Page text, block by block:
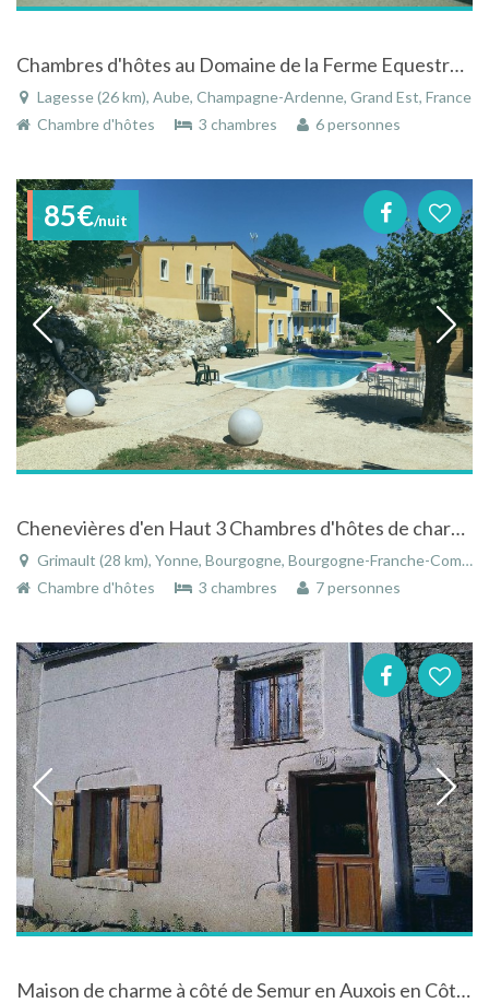
Chambres d'hôtes au Domaine de la Ferme Equestre de Lagesse
Lagesse (26 km), Aube, Champagne-Ardenne, Grand Est, France
Chambre d'hôtes
3 chambres 6 personnes
85€/nuit
Chenevières d'en Haut 3 Chambres d'hôtes de charme à 2 pas de Noyers/Serein
Grimault (28 km), Yonne, Bourgogne, Bourgogne-Franche-Comté, France
Chambre d'hôtes
3 chambres 7 personnes
Maison de charme à côté de Semur en Auxois en Côte-d'Or - entre bois, vignes et rivière